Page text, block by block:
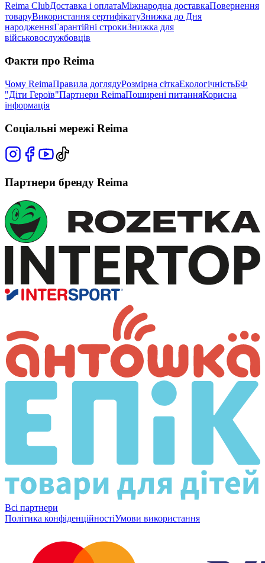
Reima ClubДоставка і оплатаМіжнародна доставкаПовернення
товаруВикористання сертифікатуЗнижка до Дня
народженняГарантійні строкиЗнижка для
військовослужбовців
Факти про Reima
Чому ReimaПравила доглядуРозмірна сіткаЕкологічністьБФ
"Діти Героїв"Партнери ReimaПоширені питанняКорисна
інформація
Соціальні мережі Reima
Партнери бренду Reima
Всі партнери
Політика конфіденційностіУмови використання